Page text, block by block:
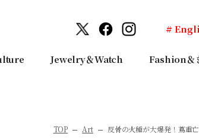
#
Jewelry＆Watch Fashion＆
TOP Art 反骨の火種が大爆発！蔦重